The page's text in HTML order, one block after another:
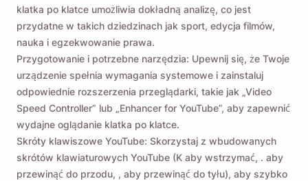
klatka po klatce umożliwia dokładną analizę, co jest
przydatne w takich dziedzinach jak sport, edycja filmów,
nauka i egzekwowanie prawa.
Przygotowanie i potrzebne narzędzia: Upewnij się, że Twoje
urządzenie spełnia wymagania systemowe i zainstaluj
odpowiednie rozszerzenia przeglądarki, takie jak „Video
Speed ​​Controller” lub „Enhancer for YouTube”, aby zapewnić
wydajne oglądanie klatka po klatce.
Skróty klawiszowe YouTube: Skorzystaj z wbudowanych
skrótów klawiaturowych YouTube (K aby wstrzymać, . aby
przewinąć do przodu, , aby przewinąć do tyłu), aby szybko